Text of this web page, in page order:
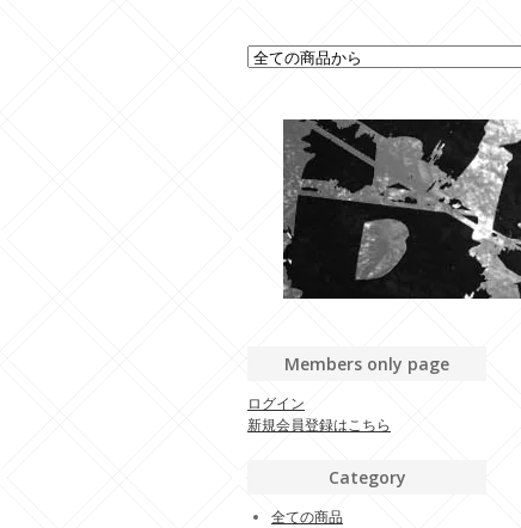
Members only page
ログイン
新規会員登録はこちら
Category
全ての商品